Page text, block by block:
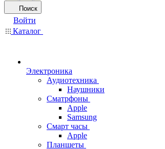
Поиск
Войти
Каталог
Электроника
Аудиотехника
Наушники
Сматрфоны
Apple
Samsung
Смарт часы
Apple
Планшеты